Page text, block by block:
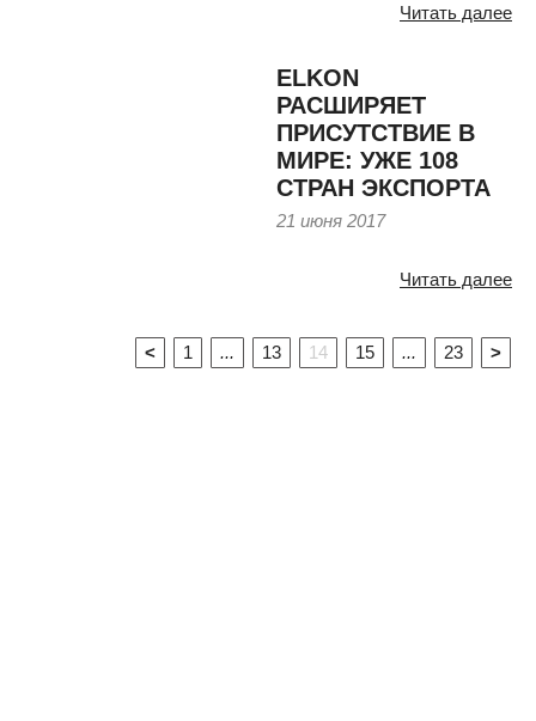
Читать далее
ELKON
РАСШИРЯЕТ
ПРИСУТСТВИЕ В
МИРЕ: УЖЕ 108
СТРАН ЭКСПОРТА
21 июня 2017
Читать далее
< 1 ... 13 14 15 ... 23 >